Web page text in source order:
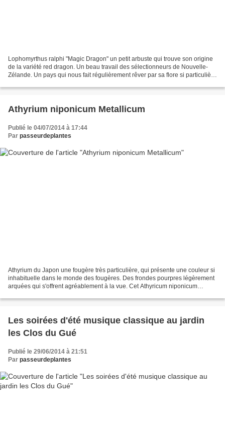
Lophomyrthus ralphi "Magic Dragon" un petit arbuste qui trouve son origine
de la variété red dragon. Un beau travail des sélectionneurs de Nouvelle-
Zélande. Un pays qui nous fait régulièrement rêver par sa flore si particulière
Athyrium niponicum Metallicum
Publié le 04/07/2014 à 17:44
Par passeurdeplantes
Athyrium du Japon une fougère très particulière, qui présente une couleur si
inhabituelle dans le monde des fougères. Des frondes pourpres légèrement
arquées qui s'offrent agréablement à la vue. Cet Athyricum niponicum
Les soirées d'été musique classique au jardin
les Clos du Gué
Publié le 29/06/2014 à 21:51
Par passeurdeplantes